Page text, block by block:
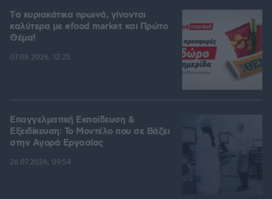
Tα κυριακάτικα πρωινά, γίνονται
καλύτερα με efood market και Πρώτο
Θέμα!
07.08.2026, 12:25
Επαγγελματική Εκπαίδευση &
Εξειδίκευση: Το Mοντέλο που σε Bάζει
στην Aγορά Eργασίας
26.07.2026, 09:54